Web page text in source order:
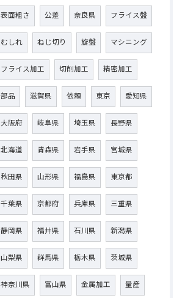
表面粗さ 公差 奈良県 フライス盤
むしれ ねじ切り 旋盤 マシニング
フライス加工 切削加工 精密加工
部品 滋賀県 依頼 東京 愛知県
大阪府 岐阜県 埼玉県 長野県
北海道 青森県 岩手県 宮城県
秋田県 山形県 福島県 東京都
千葉県 京都府 兵庫県 三重県
静岡県 福井県 石川県 新潟県
山梨県 群馬県 栃木県 茨城県
神奈川県 富山県 金属加工 量産